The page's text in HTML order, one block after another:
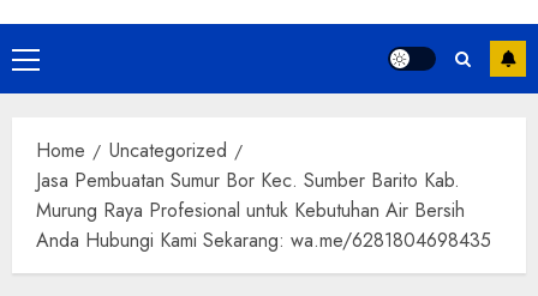
Primary
Menu
Home
Uncategorized
Jasa Pembuatan Sumur Bor Kec. Sumber Barito Kab.
Murung Raya Profesional untuk Kebutuhan Air Bersih
Anda Hubungi Kami Sekarang: wa.me/6281804698435